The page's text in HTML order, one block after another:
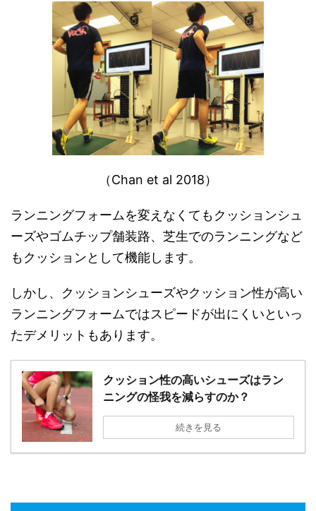
（Chan et al 2018）
ランニングフォームを変えなくてもクッションシュ
ーズやゴムチップ舗装路、芝生でのランニングなど
もクッションとして機能します。
しかし、クッションシューズやクッション性が高い
ランニングフォームではスピードが出にくいといっ
たデメリットもあります。
クッション性の高いシューズはラン
ニングの怪我を減らすのか？
続きを見る